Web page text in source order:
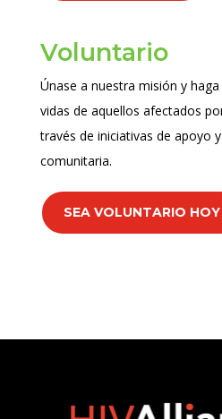
Voluntario
Únase a nuestra misión y
vidas de aquellos afectados
través de iniciativas de apoyo
comunitaria.
SEA VOLUNTARIO HOY